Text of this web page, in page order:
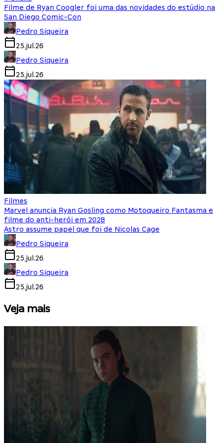
Filme de Ryan Coogler foi uma das novidades do estúdio na
San Diego Comic-Con
Pedro Siqueira
25.jul.26
Pedro Siqueira
25.jul.26
Filmes
Marvel anuncia Ryan Gosling como Motoqueiro Fantasma e
filme do anti-herói em 2028
Astro assume papel que foi de Nicolas Cage
Pedro Siqueira
25.jul.26
Pedro Siqueira
25.jul.26
Veja mais